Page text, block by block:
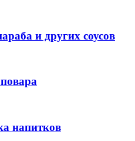
и других соусов
напитков